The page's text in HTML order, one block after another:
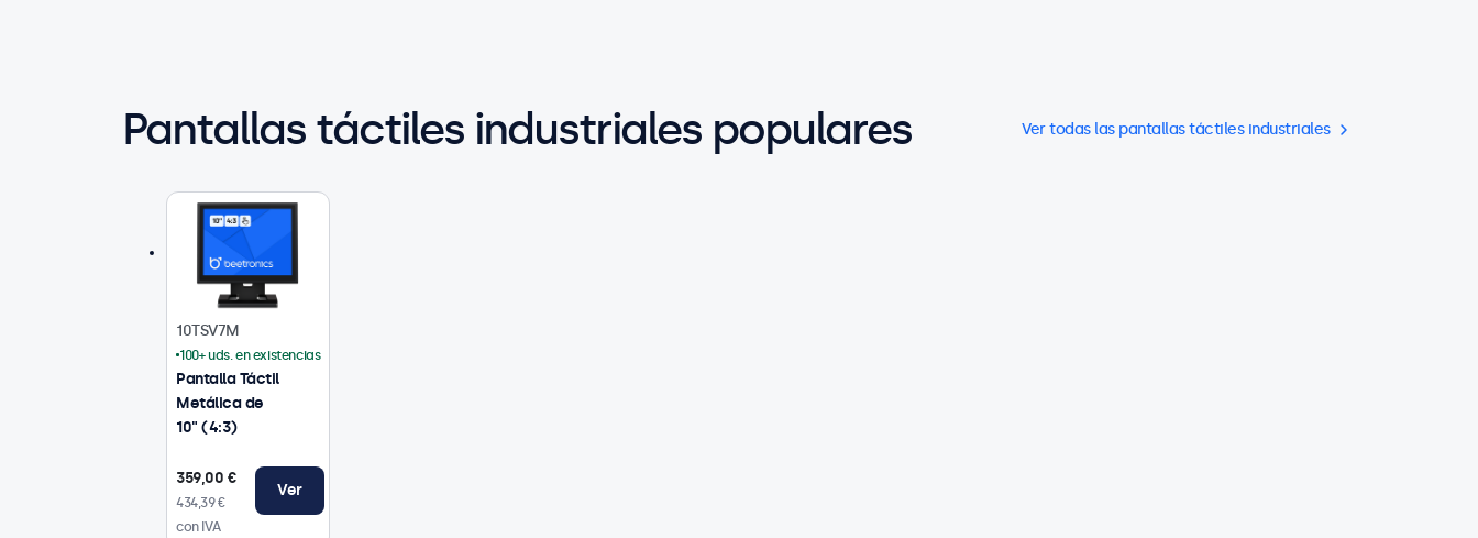
Pantallas táctiles industriales populares Ver todas las pantallas táctiles industriales
Pantalla Táctil
Metálica de
10" (4:3)
10TSV7M
100+ uds. en existencias
359,00 €
434,39 €
con IVA
Ver